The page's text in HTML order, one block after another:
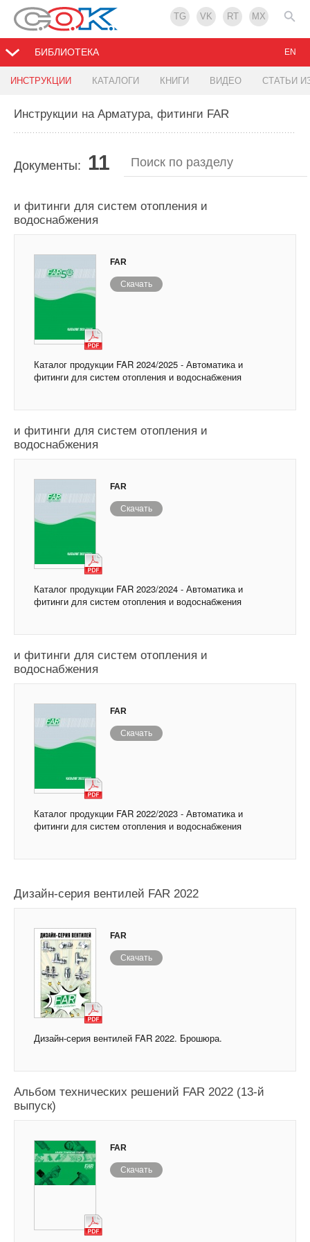
TG VK RT MX
БИБЛИОТЕКА
ИНСТРУКЦИИ КАТАЛОГИ КНИГИ ВИДЕО СТАТЬИ
EN
Инструкции на Арматура, фитинги FAR
Документы: 11
и фитинги для систем отопления и
водоснабжения
FAR
Скачать
Каталог продукции FAR 2024/2025 - Автоматика и
фитинги для систем отопления и водоснабжения
и фитинги для систем отопления и
водоснабжения
FAR
Скачать
Каталог продукции FAR 2023/2024 - Автоматика и
фитинги для систем отопления и водоснабжения
и фитинги для систем отопления и
водоснабжения
FAR
Скачать
Каталог продукции FAR 2022/2023 - Автоматика и
фитинги для систем отопления и водоснабжения
Дизайн-серия вентилей FAR 2022
FAR
Скачать
Дизайн-серия вентилей FAR 2022. Брошюра.
Альбом технических решений FAR 2022 (13-й
выпуск)
FAR
Скачать